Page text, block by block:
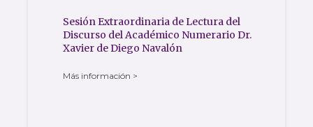
Sesión Extraordinaria de Lectura del
Discurso del Académico Numerario Dr.
Xavier de Diego Navalón
Más información >